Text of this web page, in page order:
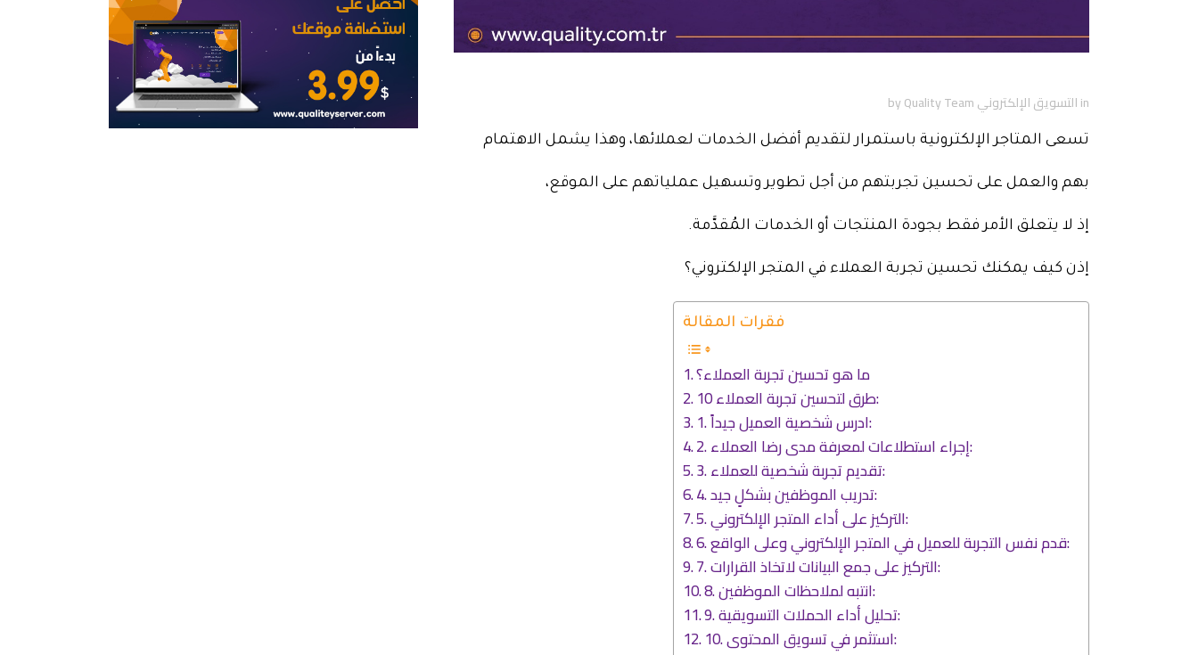
inالتسويق الإلكتروني byQuality Team
تسعى المتاجر الإلكترونية باستمرار لتقديم أفضل الخدمات لعملائها، وهذا يشمل الاهتمام
بهم والعمل على تحسين تجربتهم من أجل تطوير وتسهيل عملياتهم على الموقع،
إذ لا يتعلق الأمر فقط بجودة المنتجات أو الخدمات المُقدَّمة.
إذن كيف يمكنك تحسين تجربة العملاء في المتجر الإلكتروني؟
فقرات المقالة
ما هو تحسين تجربة العملاء؟
10 طرق لتحسين تجربة العملاء:
1. ادرس شخصية العميل جيداً:
2. إجراء استطلاعات لمعرفة مدى رضا العملاء:
3. تقديم تجربة شخصية للعملاء:
4. تدريب الموظفين بشكلٍ جيد:
5. التركيز على أداء المتجر الإلكتروني:
6. قدم نفس التجربة للعميل في المتجر الإلكتروني وعلى الواقع:
7. التركيز على جمع البيانات لاتخاذ القرارات:
8. انتبه لملاحظات الموظفين:
9. تحليل أداء الحملات التسويقية:
10. استثمر في تسويق المحتوى: